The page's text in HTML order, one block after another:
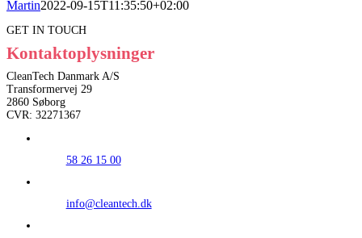
Martin2022-09-15T11:35:50+02:00
GET IN TOUCH
Kontaktoplysninger
CleanTech Danmark A/S
Transformervej 29
2860 Søborg
CVR: 32271367
58 26 15 00
info@cleantech.dk